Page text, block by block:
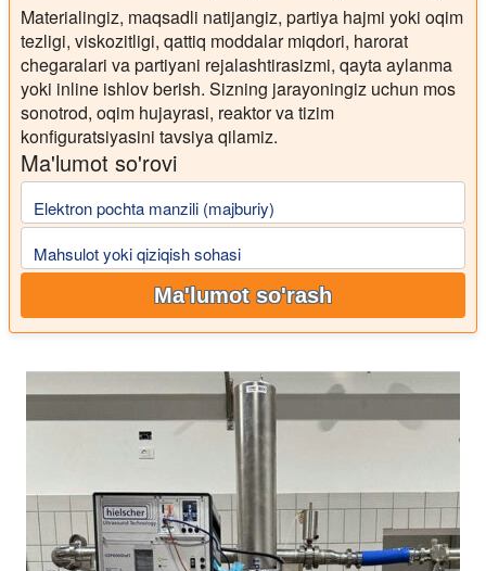
Materialingiz, maqsadli natijangiz, partiya hajmi yoki oqim
tezligi, viskozitligi, qattiq moddalar miqdori, harorat
chegaralari va partiyani rejalashtirasizmi, qayta aylanma
yoki inline ishlov berish. Sizning jarayoningiz uchun mos
sonotrod, oqim hujayrasi, reaktor va tizim
konfiguratsiyasini tavsiya qilamiz.
Ma'lumot so'rovi
Elektron pochta manzili (majburiy)
Mahsulot yoki qiziqish sohasi
Ma'lumot so'rash